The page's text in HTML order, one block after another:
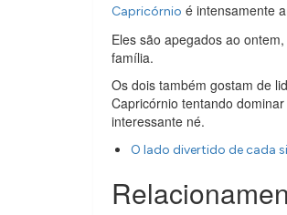
Capricórnio é intensamente
Eles são apegados ao
família.
Os dois também gostam de
Capricórnio tentando
interessante né.
O lado divertido de cada